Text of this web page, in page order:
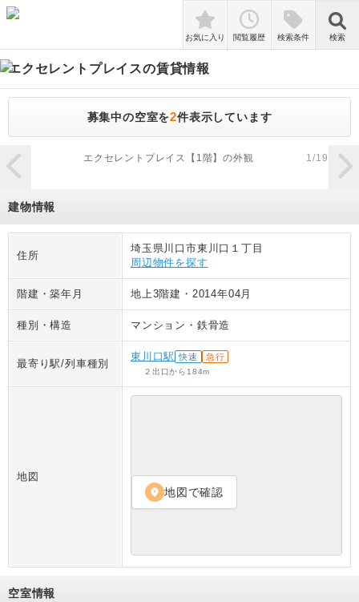
検索
お気に入り 閲覧履歴 検索条件 検索
エクセレントプレイスの賃貸情報
募集中の空室を2件表示しています
zoom_in
エクセレントプレイス【1階】の外観 1/19
建物情報
住所
埼玉県川口市東川口１丁目
周辺物件を探す
階建・築年月 地上3階建 ・ 2014年04月
種別・構造 マンション ・ 鉄骨造
最寄り駅/列車種別
東川口駅 快速 急行
２出口から 184m
地図
location_on 地図で確認
空室情報